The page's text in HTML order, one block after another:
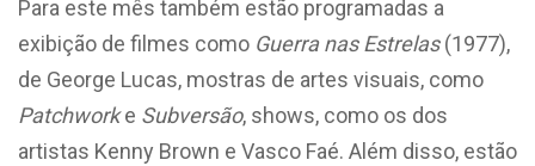
Para este mês também estão programadas a
exibição de filmes como Guerra nas Estrelas(1977),
de George Lucas, mostras de artes visuais, como
Patchworke Subversão, shows, como os dos
artistas Kenny Brown e Vasco Faé. Além disso, estão